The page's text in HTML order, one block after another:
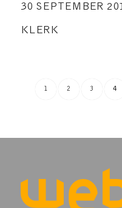
30 SEPTEMBER
KLERK
1 2 3 4